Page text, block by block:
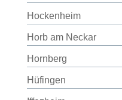
Hockenheim
Horb am Neckar
Hornberg
Hüfingen